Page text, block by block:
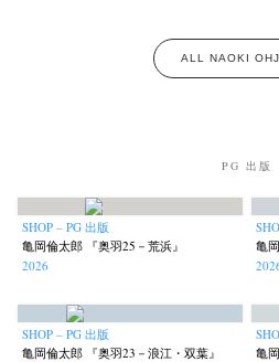
Review
Special Exhibitions (60) Takuro
ALL NAOKI
PG 出版
SHOP – PG 出版
亀岡倫太郎 『奥羽25－荒浜』
2026
亀
SHOP – PG 出版
亀岡倫太郎 『奥羽23－浪江・双葉』
亀